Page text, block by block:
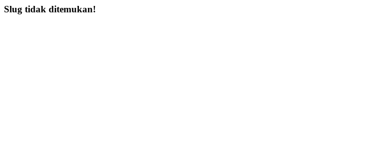
Slug tidak ditemukan!